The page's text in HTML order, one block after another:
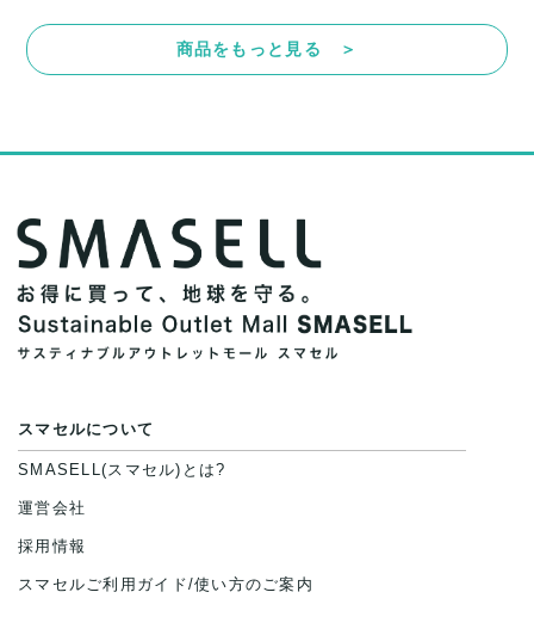
商品をもっと見る ＞
スマセルについて
SMASELL(スマセル)とは?
運営会社
採用情報
スマセルご利用ガイド/使い方のご案内